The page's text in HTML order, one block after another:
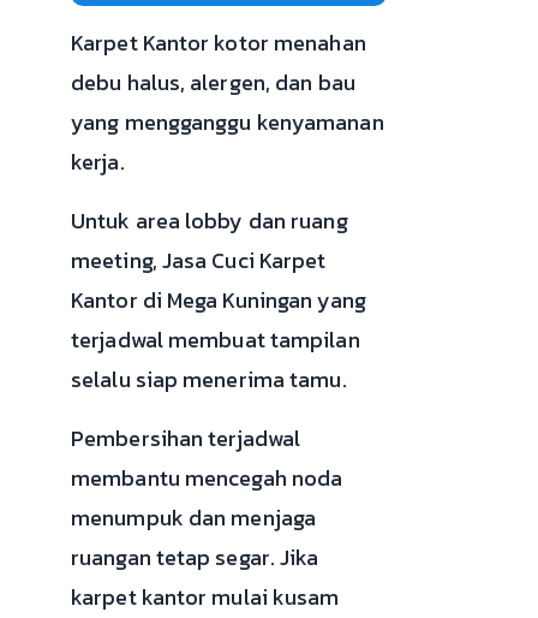
Karpet Kantor kotor menahan
debu halus, alergen, dan bau
yang mengganggu kenyamanan
kerja.
Untuk area lobby dan ruang
meeting, Jasa Cuci Karpet
Kantor di Mega Kuningan yang
terjadwal membuat tampilan
selalu siap menerima tamu.
Pembersihan terjadwal
membantu mencegah noda
menumpuk dan menjaga
ruangan tetap segar. Jika
karpet kantor mulai kusam